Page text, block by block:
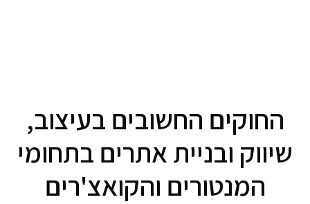
החוקים החשובים בעיצוב,
שיווק ובניית אתרים בתחומי
המנטורים והקואצ'רים